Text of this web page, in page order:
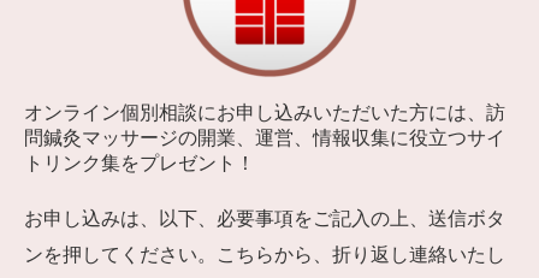
オンライン個別相談にお申し込みいただいた方には、訪
問鍼灸マッサージの開業、運営、情報収集に役立つサイ
トリンク集をプレゼント！
お申し込みは、以下、必要事項をご記入の上、送信ボタ
ンを押してください。こちらから、折り返し連絡いたし